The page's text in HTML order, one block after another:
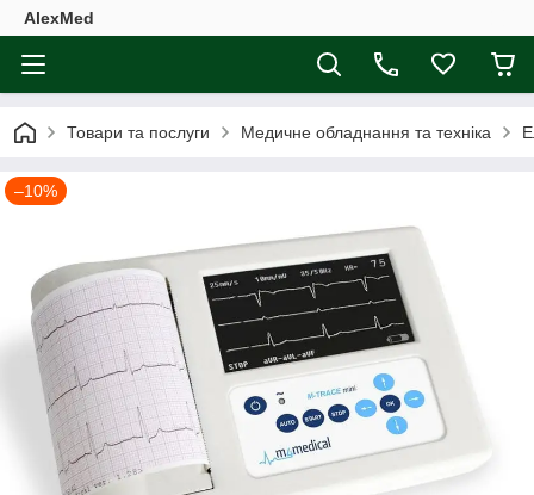
AlexMed
Товари та послуги Медичне обладнання та техніка
–10%